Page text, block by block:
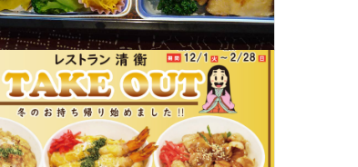
までにご予約ください。
定休日：日曜日・祝日
番号：0197-25-4167
えさし藤原の郷
州市江刺岩谷堂字小名丸86-1